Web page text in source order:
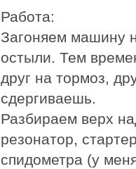
Работа:
Загоняем машину
остыли. Тем
друг на тормоз,
сдергиваешь.
Разбираем верх
резонатор,
спидометра (у